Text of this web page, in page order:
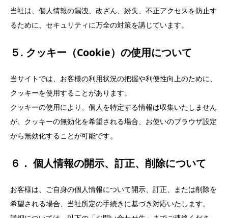
当社は、個人情報の漏洩、改ざん、紛失、不正アクセスを防止す
るために、セキュリティに万全の対策を講じています。
５. クッキー（Cookie）の使用について
当サイトでは、お客様の利用状況の把握や利便性向上のために、
クッキーを使用することがあります。
クッキーの使用により、個人を特定する情報は収集いたしません
が、クッキーの無効化を希望される場合、お使いのブラウザ設定
から無効化することが可能です。
６． 個人情報の開示、訂正、削除について
お客様は、ご自身の個人情報について開示、訂正、または削除を
希望される場合、当社所定の手続きに基づき対応いたします。